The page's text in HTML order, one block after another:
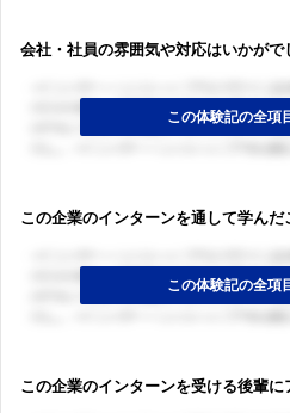
会社・社員の雰囲気や対応はいかがで
この企業のインターンを通して学ん
この企業のインターンを受ける後輩
ログイン・会員登録
ログイン・